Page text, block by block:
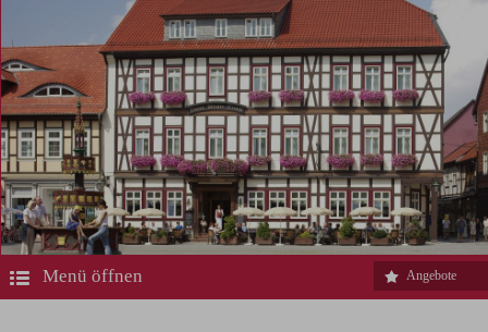
Menü öffnen Angebote